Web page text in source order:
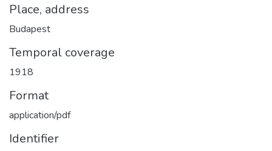
Place, address
Budapest
Temporal coverage
1918
Format
application/pdf
Identifier